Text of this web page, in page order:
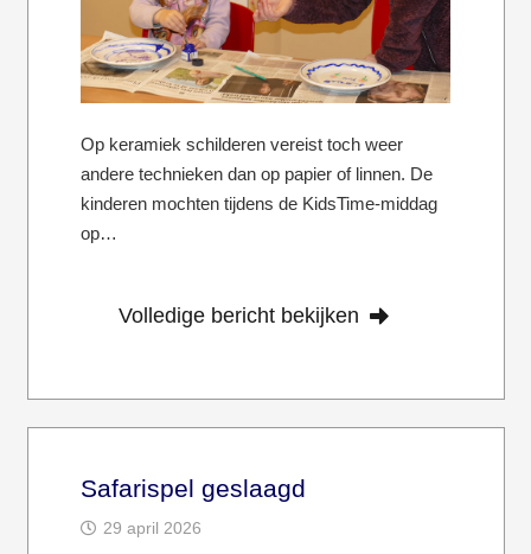
Op keramiek schilderen vereist toch weer
andere technieken dan op papier of linnen. De
kinderen mochten tijdens de KidsTime-middag
op…
Volledige bericht bekijken
Safarispel geslaagd
29 april 2026